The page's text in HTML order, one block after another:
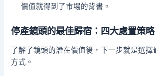
價值就得到了市場的背書。
停產鏡頭的最佳歸宿：四大處置策略
了解了鏡頭的潛在價值後，下一步就是選擇
方式。